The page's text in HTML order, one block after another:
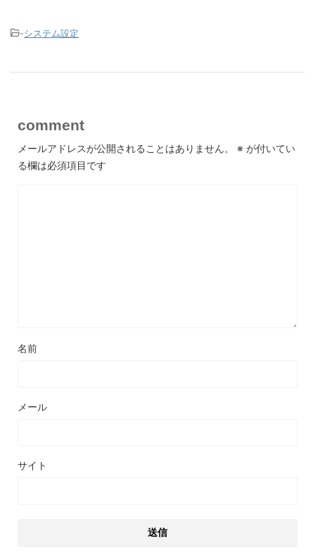
-システム設定
comment
メールアドレスが公開されることはありません。 ※ が付いてい
る欄は必須項目です
名前
メール
サイト